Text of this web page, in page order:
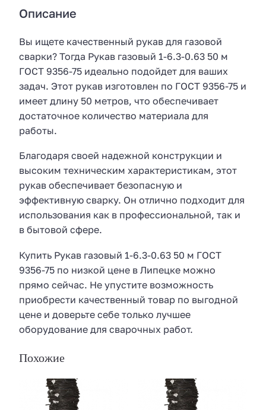
Описание
Вы ищете качественный рукав для газовой
сварки? Тогда Рукав газовый 1-6.3-0.63 50 м
ГОСТ 9356-75 идеально подойдет для ваших
задач. Этот рукав изготовлен по ГОСТ 9356-75 и
имеет длину 50 метров, что обеспечивает
достаточное количество материала для
работы.
Благодаря своей надежной конструкции и
высоким техническим характеристикам, этот
рукав обеспечивает безопасную и
эффективную сварку. Он отлично подходит для
использования как в профессиональной, так и
в бытовой сфере.
Купить Рукав газовый 1-6.3-0.63 50 м ГОСТ
9356-75 по низкой цене в Липецке можно
прямо сейчас. Не упустите возможность
приобрести качественный товар по выгодной
цене и доверьте себе только лучшее
оборудование для сварочных работ.
Похожие